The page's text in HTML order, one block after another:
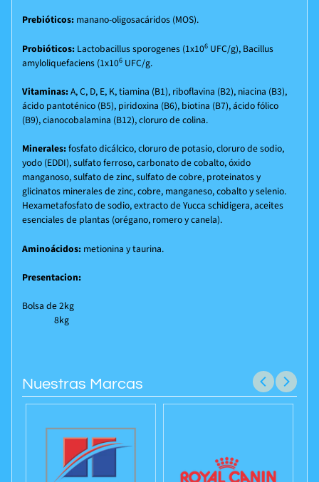
Prebióticos: manano-oligosacáridos (MOS).
Probióticos: Lactobacillus sporogenes (1x106 UFC/g), Bacillus
amyloliquefaciens (1x106 UFC/g.
Vitaminas:A, C, D, E, K, tiamina (B1), riboflavina (B2), niacina (B3),
ácido pantoténico (B5), piridoxina (B6), biotina (B7), ácido fólico
(B9), cianocobalamina (B12), cloruro de colina.
Minerales:fosfato dicálcico, cloruro de potasio, cloruro de sodio,
yodo (EDDI), sulfato ferroso, carbonato de cobalto, óxido
manganoso, sulfato de zinc, sulfato de cobre, proteinatos y
glicinatos minerales de zinc, cobre, manganeso, cobalto y selenio.
Hexametafosfato de sodio, extracto de Yucca schidigera, aceites
esenciales de plantas (orégano, romero y canela).
Aminoácidos: metionina y taurina.
Presentacion:
Bolsa de 2kg
8kg
Nuestras Marcas